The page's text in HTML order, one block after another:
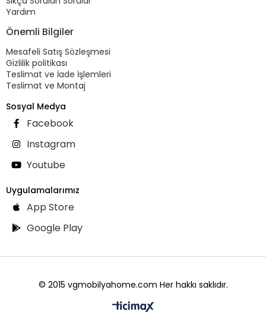
Yardım
Önemli Bilgiler
Mesafeli Satış Sözleşmesi
Gizlilik politikası
Teslimat ve İade İşlemleri
Teslimat ve Montaj
Sosyal Medya
Facebook
Instagram
Youtube
Uygulamalarımız
App Store
Google Play
© 2015 vgmobilyahome.com Her hakkı saklıdır.